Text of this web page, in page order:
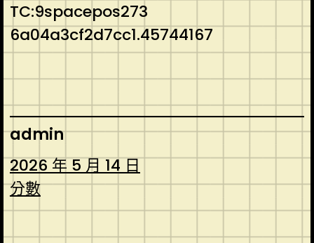
TC:9spacepos273
6a04a3cf2d7cc1.45744167
admin
2026 年 5 月 14 日
分數